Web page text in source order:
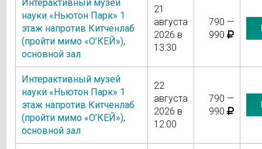
Интерактивный музей
науки «Ньютон Парк» 1
этаж напротив Китченлаб
(пройти мимо «О’КЕЙ»),
основной зал
21
августа
2026 в
13:30
790 —
990
Интерактивный музей
науки «Ньютон Парк» 1
этаж напротив Китченлаб
(пройти мимо «О’КЕЙ»),
основной зал
22
августа
2026 в
12:00
790 —
990